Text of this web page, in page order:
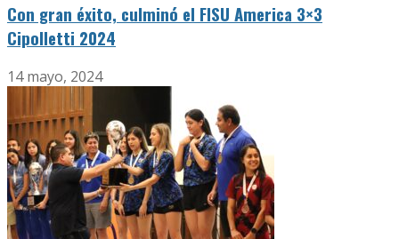
Con gran éxito, culminó el FISU America 3×3
Cipolletti 2024
14 mayo, 2024